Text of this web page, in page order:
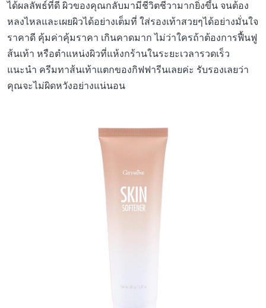
ได้ผลลัพธ์ที่ดี ผิวของคุณกลับมามีชีวิตชีวามากยิ่งขึ้น จนต้อง
หลงไหลและเผยผิวได้อย่างเต็มที่ ใส่รองเท้าสวยๆได้อย่างมั่นใจ
ราคาดี คุ้มค่าคุ้มราคา เกินคาดมาก ไม่ว่าใครถ้าต้องการฟื้นฟู
ส้นเท้า หรือตำแหน่งผิวที่แห้งกร้านในระยะเวลารวดเร็ว
แนะนำ ครีมทาส้นเท้าแตกของกิฟฟารีนเลยค่ะ รับรองเลยว่า
คุณจะไม่ผิดหวังอย่างแน่นอน